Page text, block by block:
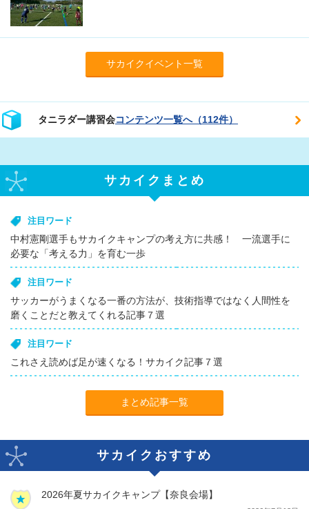
サカイクイベント一覧
タニラダー講習会コンテンツ一覧へ（112件）
サカイクまとめ
注目ワード
中村憲剛選手もサカイクキャンプの考え方に共感！ 一流選手に
必要な「考える力」を育む一歩
注目ワード
サッカーがうまくなる一番の方法が、技術指導ではなく人間性を
磨くことだと教えてくれる記事７選
注目ワード
これさえ読めば足が速くなる！サカイク記事７選
まとめ記事一覧
サカイクおすすめ
2026年夏サカイクキャンプ【奈良会場】